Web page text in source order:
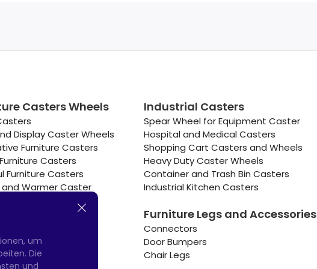
Casters Wheels
Display Caster Wheels
Furniture Casters
Casters
Furniture Casters
Warmer Caster
Casters
Industrial Casters
Spear Wheel for Equipment Caster
Hospital and Medical Casters
Shopping Cart Casters and Wheels
Heavy Duty Caster Wheels
Container and Trash Bin Casters
Industrial Kitchen Casters
Furniture Legs and Accessories
Connectors
Door Bumpers
Chair Legs
um
Die
und